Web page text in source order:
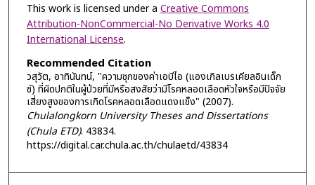
This work is licensed under a Creative Commons
Attribution-NonCommercial-No Derivative Works 4.0
International License.
Recommended Citation
วสุวัต, อาทินันทน์, "ความชุกของค่าเอบีไอ (แองเกิลเบรเคียลอินเด็ก
ซ์) ที่ผิดปกติในผู้ป่วยที่มีหรือสงสัยว่ามีโรคหลอดเลือดหัวใจหรือมีปัจจัย
เสี่ยงสูงของการเกิดโรคหลอดเลือดแดงแข็ง" (2007).
Chulalongkorn University Theses and Dissertations
(Chula ETD). 43834.
https://digital.car.chula.ac.th/chulaetd/43834